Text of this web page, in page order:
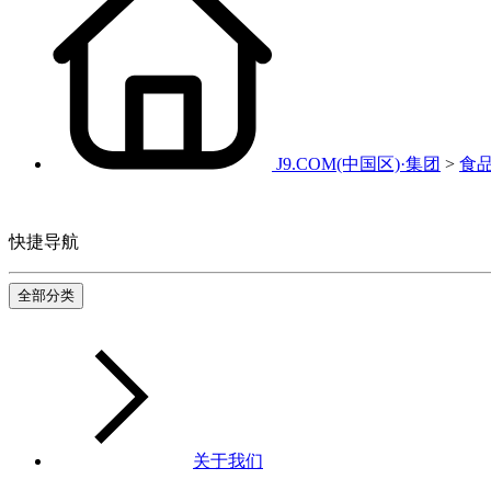
J9.COM(中国区)·集团 > 食
快捷导航
全部分类
关于我们